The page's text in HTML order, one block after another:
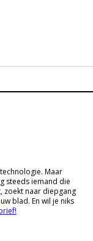
Maar
steeds iemand die
zoekt naar diepgang
blad. En wil je niks